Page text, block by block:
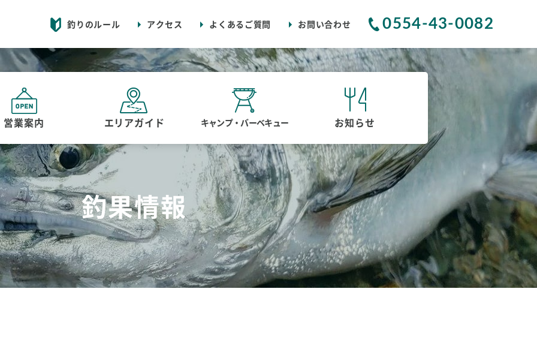
釣りのルール アクセス よくあるご質問 お問い合わせ 0554-43-0082
営業案内 エリアガイド キャンプ・バーベキュー お知らせ
釣果情報